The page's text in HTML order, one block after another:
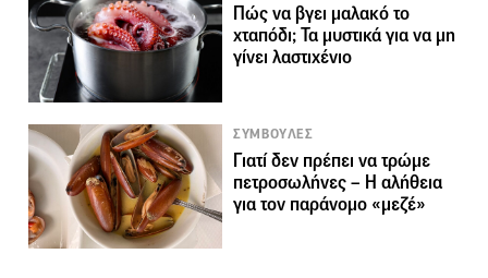
Πώς να βγει μαλακό το
χταπόδι; Τα μυστικά για να μη
γίνει λαστιχένιο
ΣΥΜΒΟΥΛΕΣ
Γιατί δεν πρέπει να τρώμε
πετροσωλήνες – Η αλήθεια
για τον παράνομο «μεζέ»